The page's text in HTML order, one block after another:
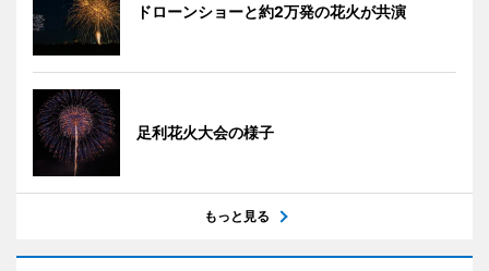
ドローンショーと約2万発の花火が共演
足利花火大会の様子
もっと見る